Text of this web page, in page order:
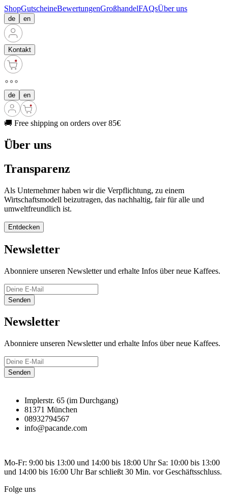
ShopGutscheineBewertungenGroßhandelFAQsÜber uns
de en
Kontakt
de en
🚚 Free shipping on orders over 85€
Über uns
Transparenz
Als Unternehmer haben wir die Verpflichtung, zu einem
Wirtschaftsmodell beizutragen, das nachhaltig, fair für alle und
umweltfreundlich ist.
Entdecken
Newsletter
Abonniere unseren Newsletter und erhalte Infos über neue Kaffees.
Senden
Newsletter
Abonniere unseren Newsletter und erhalte Infos über neue Kaffees.
Senden
Implerstr. 65 (im Durchgang)
81371 München
08932794567
info@pacande.com
Mo-Fr: 9:00 bis 13:00 und 14:00 bis 18:00 Uhr Sa: 10:00 bis 13:00
und 14:00 bis 16:00 Uhr Bar schließt 30 Min. vor Geschäftsschluss.
Folge uns